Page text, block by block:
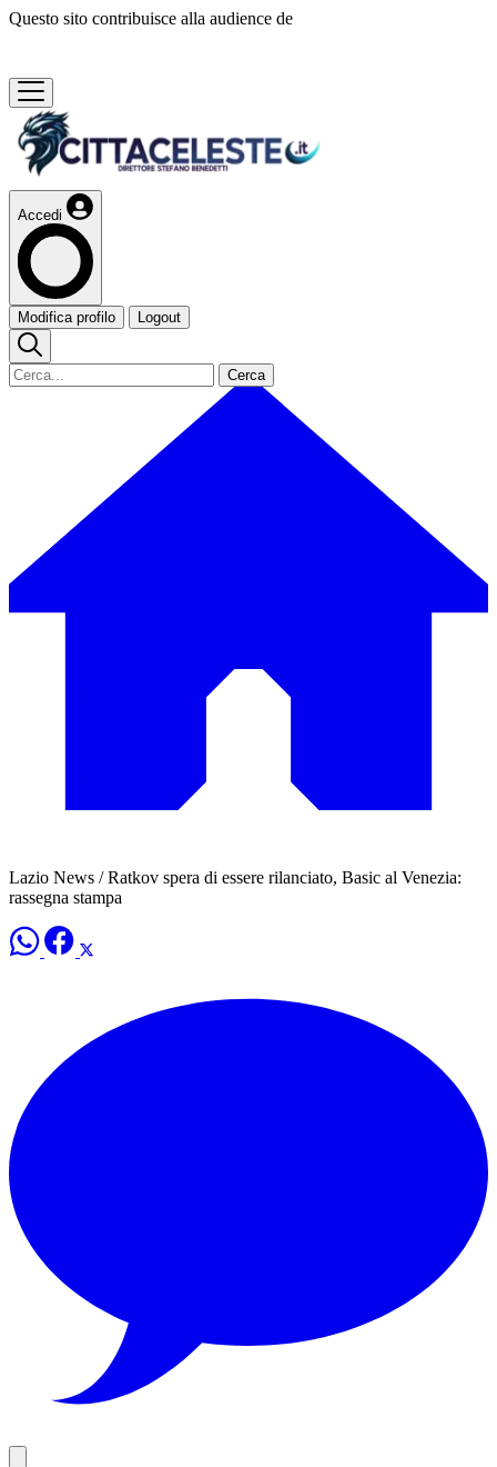
Questo sito contribuisce alla audience de
Accedi
Modifica profilo Logout
Cerca
Lazio News / Ratkov spera di essere rilanciato, Basic al Venezia:
rassegna stampa